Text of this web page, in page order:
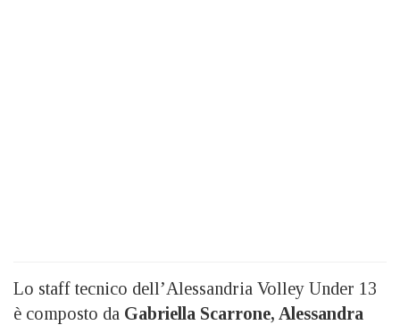
Lo staff tecnico dell’Alessandria Volley Under 13
è composto da Gabriella Scarrone, Alessandra